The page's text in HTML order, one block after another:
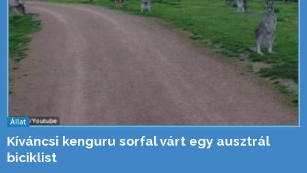
Állat
Kíváncsi kenguru sorfal várt egy ausztrál
biciklist